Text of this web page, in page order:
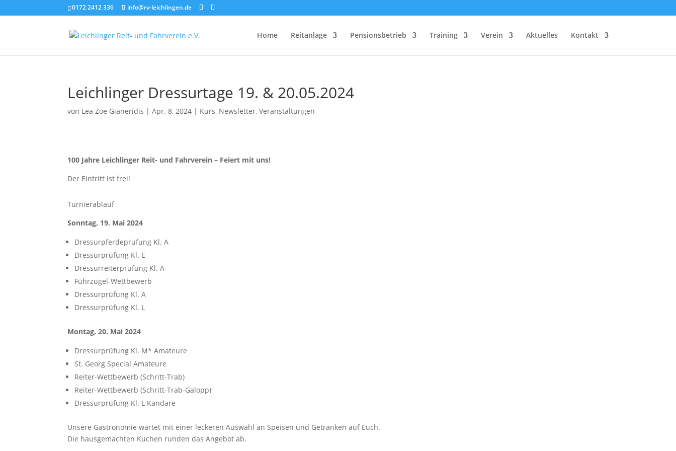
0172 2412 336 info@rv-leichlingen.de
Home Reitanlage Pensionsbetrieb Training Verein Aktuelles Kontakt
Leichlinger Dressurtage 19. & 20.05.2024
von Lea Zoe Gianeridis |Apr. 8, 2024 | Kurs, Newsletter,Veranstaltungen
100 Jahre Leichlinger Reit- und Fahrverein – Feiert mit uns!
Der Eintritt ist frei!
Turnierablauf
Sonntag, 19. Mai 2024
Dressurpferdeprüfung Kl. A
Dressurprüfung Kl. E
Dressurreiterprüfung Kl. A
Führzügel-Wettbewerb
Dressurprüfung Kl. A
Dressurprüfung Kl. L
Montag, 20. Mai 2024
Dressurprüfung Kl. M* Amateure
St. Georg Special Amateure
Reiter-Wettbewerb (Schritt-Trab)
Reiter-Wettbewerb (Schritt-Trab-Galopp)
Dressurprüfung Kl. L Kandare
Unsere Gastronomie wartet mit einer leckeren Auswahl an Speisen und Getränken auf Euch.
Die hausgemachten Kuchen runden das Angebot ab.